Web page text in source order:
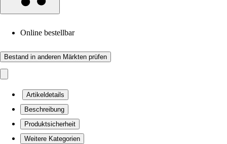
Online bestellbar
Bestand in anderen Märkten prüfen
Artikeldetails
Beschreibung
Produktsicherheit
Weitere Kategorien